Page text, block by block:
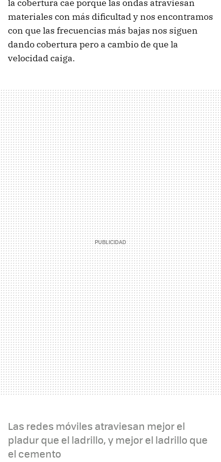
la cobertura cae porque las ondas atraviesan
materiales con más dificultad y nos encontramos
con que las frecuencias más bajas nos siguen
dando cobertura pero a cambio de que la
velocidad caiga.
Las redes móviles atraviesan mejor el
pladur que el ladrillo, y mejor el ladrillo que
el cemento